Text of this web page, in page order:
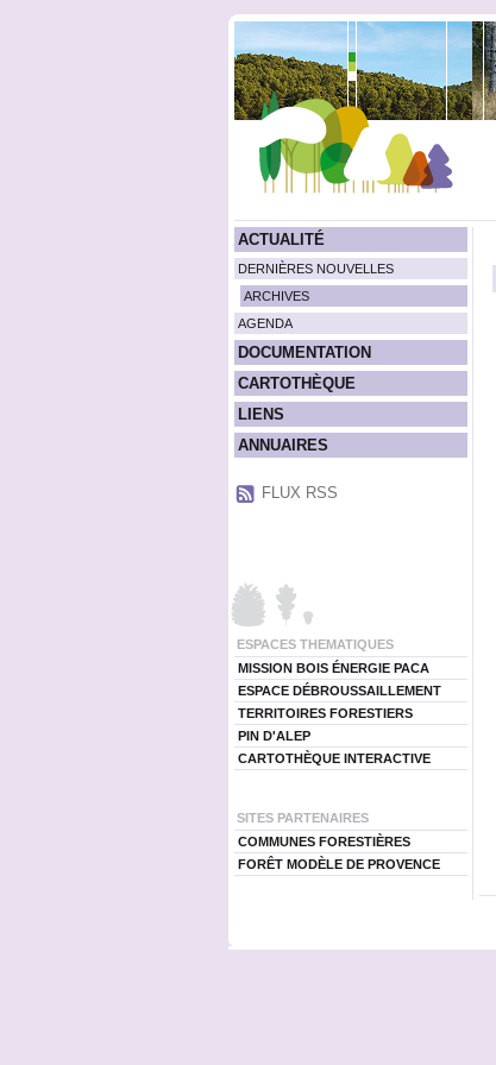
ACTUALITÉ
DERNIÈRES NOUVELLES
ARCHIVES
AGENDA
DOCUMENTATION
CARTOTHÈQUE
LIENS
ANNUAIRES
FLUX RSS
ESPACES THEMATIQUES
MISSION BOIS ÉNERGIE PACA
ESPACE DÉBROUSSAILLEMENT
TERRITOIRES FORESTIERS
PIN D'ALEP
CARTOTHÈQUE INTERACTIVE
SITES PARTENAIRES
COMMUNES FORESTIÈRES
FORÊT MODÈLE DE PROVENCE